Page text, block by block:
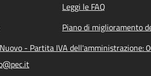
Leggi le FAQ
Piano di miglioramento
- Partita IVA dell'amministrazione: